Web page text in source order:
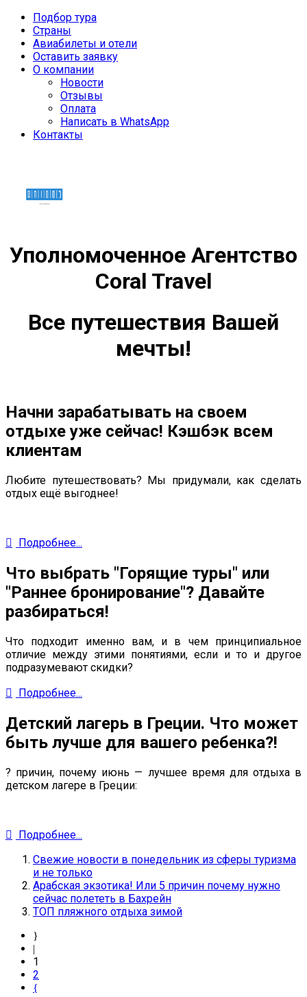
Подбор тура
Страны
Авиабилеты и отели
Оставить заявку
О компании
Новости
Отзывы
Оплата
Написать в WhatsApp
Контакты
Уполномоченное Агентство
Coral Travel
Все путешествия Вашей
мечты!
Начни зарабатывать на своем
отдыхе уже сейчас! Кэшбэк всем
клиентам
Любите путешествовать? Мы придумали, как сделать
отдых ещё выгоднее!
Подробнее...
Что выбрать "Горящие туры" или
"Раннее бронирование"? Давайте
разбираться!
Что подходит именно вам, и в чем принципиальное
отличие между этими понятиями, если и то и другое
подразумевают скидки?
Подробнее...
Детский лагерь в Греции. Что может
быть лучше для вашего ребенка?!
? причин, почему июнь — лучшее время для отдыха в
детском лагере в Греции:
Подробнее...
Свежие новости в понедельник из сферы туризма
и не только
Арабская экзотика! Или 5 причин почему нужно
сейчас полететь в Бахрейн
ТОП пляжного отдыха зимой
1
2